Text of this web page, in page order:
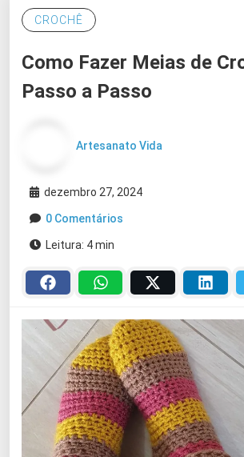
CROCHÊ
Como Fazer Meias de
Passo a Passo
Artesanato Vida
dezembro 27, 2024
0 Comentários
Leitura: 4 min